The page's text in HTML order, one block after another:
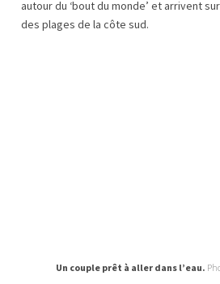
autour du ‘bout du monde’ et arrivent
des plages de la côte sud.
Un couple prêt à aller dans l’eau.